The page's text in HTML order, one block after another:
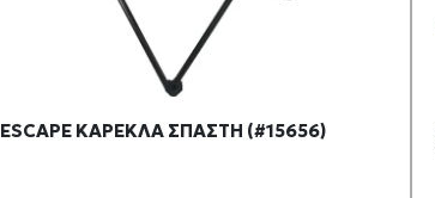
ESCAPE ΚΑΡΕΚΛΑ ΣΠΑΣΤΗ (#15656)